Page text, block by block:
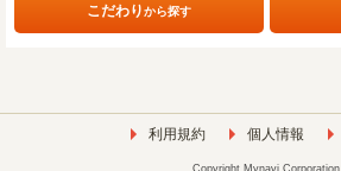
こだわりから探す
利用規約 個人情報
Copyright Mynavi Corporation